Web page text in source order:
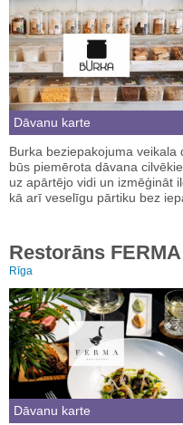
Dāvanu karte
Burka beziepakojuma
būs piemērota dāvana
uz apārtējo vidi un izmēģināt
kā arī veselīgu pārtiku bez
Restorāns
Rīga
Dāvanu karte